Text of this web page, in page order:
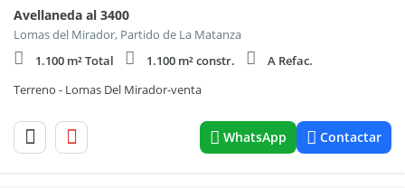
Avellaneda al 3400
Lomas del Mirador, Partido de La Matanza
1.100 m² Total
1.100 m² constr.
A Refac.
Terreno - Lomas Del Mirador-venta
WhatsApp Contactar